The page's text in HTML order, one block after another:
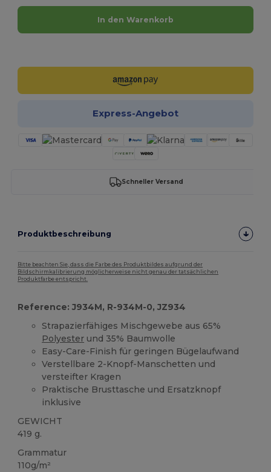
In den Warenkorb
Express-Angebot
Schneller Versand
Produktbeschreibung
Bitte beachten Sie, dass die Farbe des Produktbildes aufgrund der
Bildschirmkalibrierung möglicherweise nicht genau der tatsächlichen
Produktfarbe entspricht.
Reference: J934M, R-934M-0, JZ934
Strapazierfähiges Mischgewebe aus 65%
Polyester und 35% Baumwolle
Easy-Care-Finish für geringen Bügelaufwand
Verstellbare 2-Knopf-Manschetten und
versteifter Kragen
Praktische Brusttasche und Ersatzknopf
inklusive
GEWICHT
419 g.
Grammatur
110g/m²